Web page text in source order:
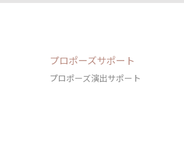
プロポーズサポート
プロポーズ演出サポート